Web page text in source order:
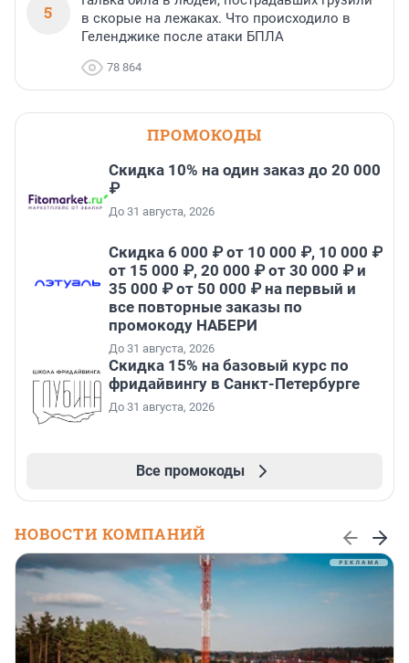
5
в скорые на лежаках. Что происходило в
Геленджике после атаки БПЛА
78 864
ПРОМОКОДЫ
Скидка 10% на один заказ до 20 000
₽
До 31 августа, 2026
Скидка 6 000 ₽ от 10 000 ₽, 10 000 ₽
от 15 000 ₽, 20 000 ₽ от 30 000 ₽ и
35 000 ₽ от 50 000 ₽ на первый и
все повторные заказы по
промокоду НАБЕРИ
До 31 августа, 2026
Скидка 15% на базовый курс по
фридайвингу в Санкт-Петербурге
До 31 августа, 2026
Все промокоды
НОВОСТИ КОМПАНИЙ